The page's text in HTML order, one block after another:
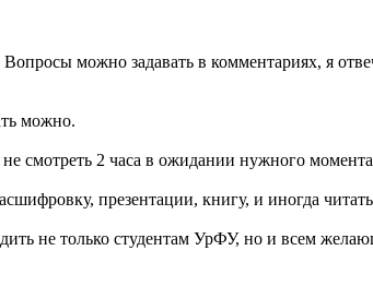
можно задавать в комментариях, я
можно.
смотреть 2 часа в ожидании нужного
презентации, книгу, и иногда
не только студентам УрФУ, но и всем